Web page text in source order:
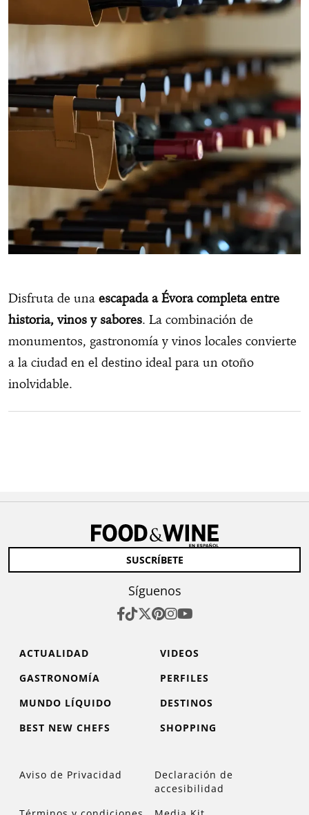
Disfruta de una escapada a Évora completa entre
historia, vinos y sabores. La combinación de
monumentos, gastronomía y vinos locales convierte
a la ciudad en el destino ideal para un otoño
inolvidable.
SUSCRÍBETE
Síguenos
ACTUALIDAD
VIDEOS
GASTRONOMÍA
PERFILES
MUNDO LÍQUIDO
DESTINOS
BEST NEW CHEFS
SHOPPING
Aviso de Privacidad
Declaración de
accesibilidad